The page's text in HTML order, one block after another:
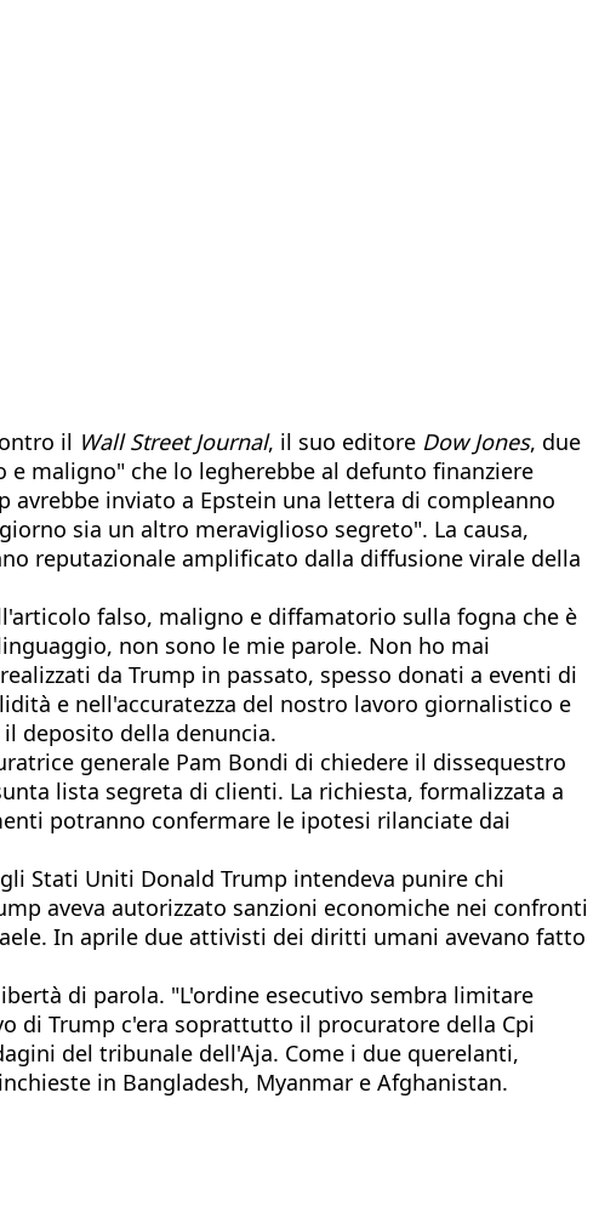
il Wall Street Journal, il suo editore Dow Jones, due
maligno" che lo legherebbe al defunto finanziere
inviato a Epstein una lettera di compleanno
sia un altro meraviglioso segreto". La causa,
reputazionale amplificato dalla diffusione virale della
falso, maligno e diffamatorio sulla fogna che è
non sono le mie parole. Non ho mai
da Trump in passato, spesso donati a eventi di
e nell'accuratezza del nostro lavoro giornalistico e
deposito della denuncia.
generale Pam Bondi di chiedere il dissequestro
lista segreta di clienti. La richiesta, formalizzata a
potranno confermare le ipotesi rilanciate dai
Stati Uniti Donald Trump intendeva punire chi
aveva autorizzato sanzioni economiche nei confronti
In aprile due attivisti dei diritti umani avevano fatto
di parola. "L'ordine esecutivo sembra limitare
di Trump c'era soprattutto il procuratore della Cpi
del tribunale dell'Aja. Come i due querelanti,
in Bangladesh, Myanmar e Afghanistan.